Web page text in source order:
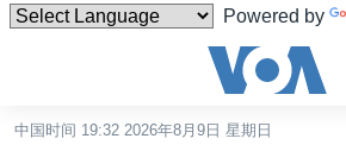
Powered by
碍中国时间 19:32 2026年8月9日 星期日